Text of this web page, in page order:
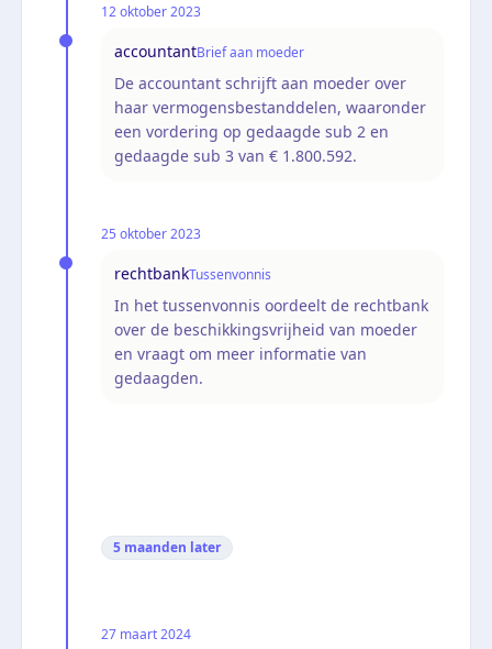
12 oktober 2023
accountantBrief aan moeder
De accountant schrijft aan moeder over
haar vermogensbestanddelen, waaronder
een vordering op gedaagde sub 2 en
gedaagde sub 3 van € 1.800.592.
25 oktober 2023
rechtbankTussenvonnis
In het tussenvonnis oordeelt de rechtbank
over de beschikkingsvrijheid van moeder
en vraagt om meer informatie van
gedaagden.
5 maanden later
27 maart 2024